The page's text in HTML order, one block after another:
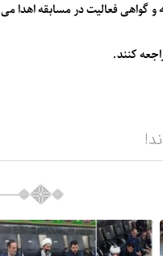
و گواهی فعالیت در مسابقه اهدا می